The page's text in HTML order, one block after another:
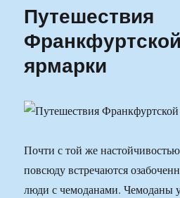
Путешествия
ярмарки
Почти с той же
повсюду встречаются
люди с чемоданами. Чемоданы